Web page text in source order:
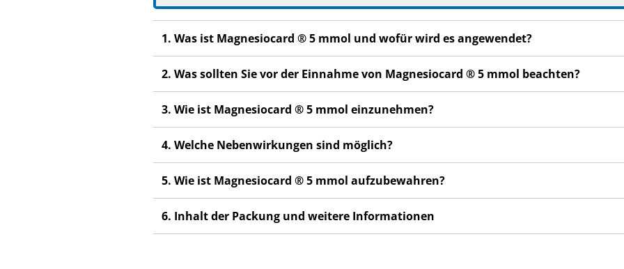
Wenn Sie Nebenwirkungen bemerken, wenden Sie sich an Ihren Arzt oder
Nebenwirkungen, die nicht in dieser Packungsbeilage angegeben sind. Siehe
Wenn Sie sich nach 4-6 Wochen nicht besser oder gar schlechter fühlen, wenden
1. Was ist Magnesiocard ® 5 mmol und wofür wird es angewendet?
2. Was sollten Sie vor der Einnahme von Magnesiocard ® 5 mmol beachten?
3. Wie ist Magnesiocard ® 5 mmol einzunehmen?
4. Welche Nebenwirkungen sind möglich?
5. Wie ist Magnesiocard ® 5 mmol aufzubewahren?
6. Inhalt der Packung und weitere Informationen